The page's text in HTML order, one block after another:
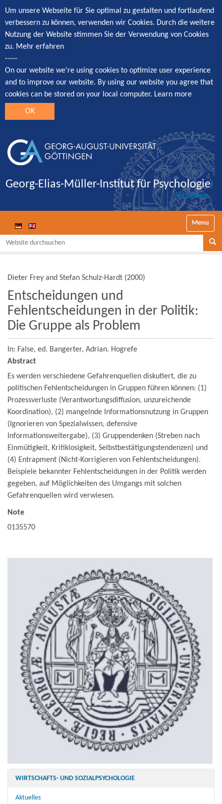
Um unsere Webseite für Sie optimal zu gestalten und fortlaufend
verbessern zu können, verwenden wir Cookies. Durch die weitere
Nutzung der Website stimmen Sie der Verwendung von Cookies
zu. Mehr erfahren
-----
On our website we're using cookies to optimize user experience
and to improve our website. By using our website you agree that
cookies can be stored on your local computer. Learn more
OK
Georg-Elias-Müller-Institut für Psychologie
Anmelden
Website durchsuchen
Dieter Frey and Stefan Schulz-Hardt (2000)
Entscheidungen und
Fehlentscheidungen in der Politik:
Die Gruppe als Problem
In: False, ed. Bangerter, Adrian. Hogrefe
Abstract
Es werden verschiedene Gefahrenquellen diskutiert, die zu
politischen Fehlentscheidungen in Gruppen führen können: (1)
Prozessverluste (Verantwortungsdiffusion, unzureichende
Koordination), (2) mangelnde Informationsnutzung in Gruppen
(Ignorieren von Spezialwissen, defensive
Informationsweitergabe), (3) Gruppendenken (Streben nach
Einmütigkeit, Kritiklosigkeit, Selbstbestätigungstendenzen) und
(4) Entrapment (Nicht-Korrigieren von Fehlentscheidungen).
Beispiele bekannter Fehlentscheidungen in der Politik werden
gegeben, auf Möglichkeiten des Umgangs mit solchen
Gefahrenquellen wird verwiesen.
Note
0135570
WIRTSCHAFTS- UND SOZIALPSYCHOLOGIE
Aktuelles